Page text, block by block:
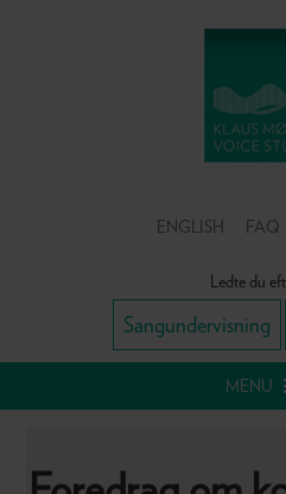
ENGLISH FAQ
Ledte du
Sangundervisning
Header
MENU